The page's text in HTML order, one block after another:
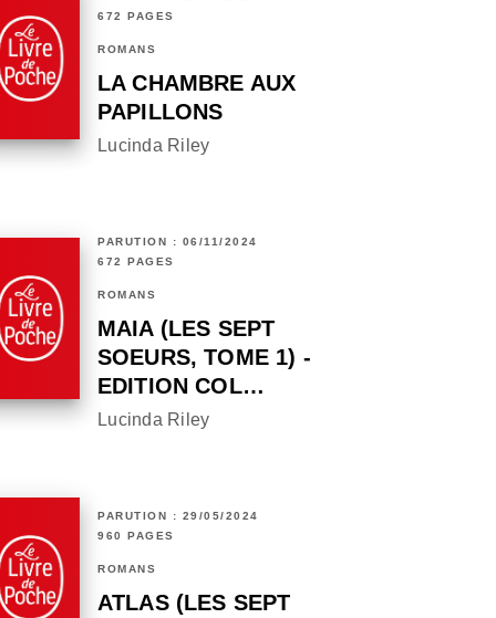
672 PAGES
ROMANS
LA CHAMBRE AUX
PAPILLONS
Lucinda Riley
PARUTION : 06/11/2024
672 PAGES
ROMANS
MAIA (LES SEPT
SOEURS, TOME 1) -
EDITION COL…
Lucinda Riley
PARUTION : 29/05/2024
960 PAGES
ROMANS
ATLAS (LES SEPT